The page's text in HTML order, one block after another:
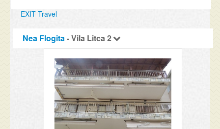
EXIT Travel
Nea Flogita- Vila Litca 2